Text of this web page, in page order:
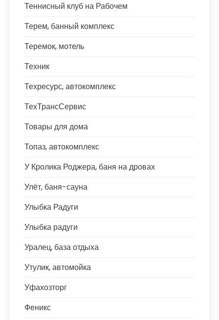
Теннисный клуб на Рабочем
Терем, банный комплекс
Теремок, мотель
Техник
Техресурс, автокомплекс
ТехТрансСервис
Товары для дома
Топаз, автокомплекс
У Кролика Роджера, баня на дровах
Улёт, баня-сауна
Улыбка Радуги
Улыбка радуги
Уралец, база отдыха
Утулик, автомойка
Уфахозторг
Феникс